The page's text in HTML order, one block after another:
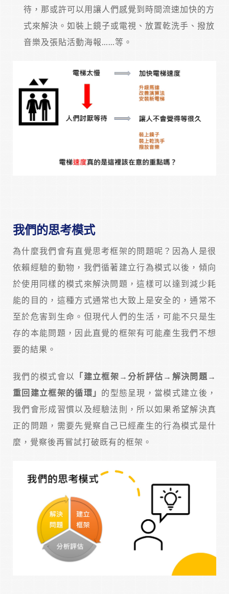
待，那或許可以用讓人們感覺到時間流速加快的方
式來解決。如裝上鏡子或電視、放置乾洗手、撥放
音樂及張貼活動海報……等。
我們的思考模式
為什麼我們會有直覺思考框架的問題呢？因為人是很
依賴經驗的動物，我們循著建立行為模式以後，傾向
於使用同樣的模式來解決問題，這樣可以達到減少耗
能的目的，這種方式通常也大致上是安全的，通常不
至於危害到生命。但現代人們的生活，可能不只是生
存的本能問題，因此直覺的框架有可能產生我們不想
要的結果。
我們的模式會以
「建立框架→分析評估→解決問題→
重回建立框架的循環」 的型態呈現，當模式建立後，
我們會形成習慣以及經驗法則，所以如果希望解決真
正的問題，需要先覺察自己已經產生的行為模式是什
麼，覺察後再嘗試打破既有的框架。